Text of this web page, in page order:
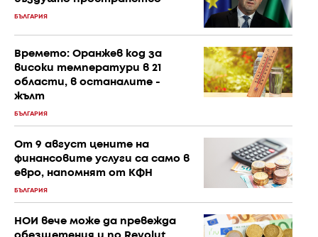
БЪЛГАРИЯ
Времето: Оранжев код за
високи температури в 21
области, в останалите -
жълт
БЪЛГАРИЯ
От 9 август цените на
финансовите услуги са само в
евро, напомнят от КФН
БЪЛГАРИЯ
НОИ вече може да превежда